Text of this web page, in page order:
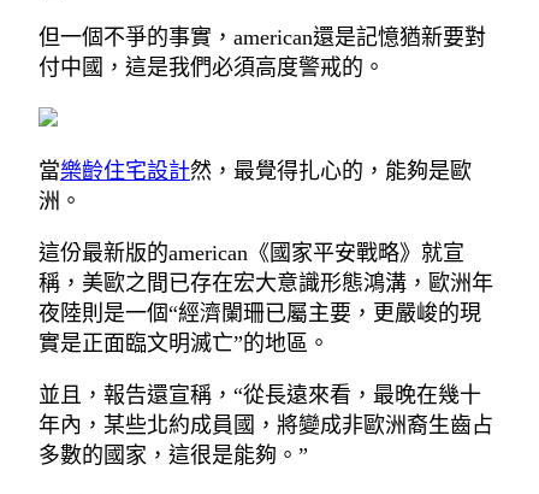
但一個不爭的事實，american還是記憶猶新要對
付中國，這是我們必須高度警戒的。
當樂齡住宅設計然，最覺得扎心的，能夠是歐
洲。
這份最新版的american《國家平安戰略》就宣
稱，美歐之間已存在宏大意識形態鴻溝，歐洲年
夜陸則是一個“經濟闌珊已屬主要，更嚴峻的現
實是正面臨文明滅亡”的地區。
並且，報告還宣稱，“從長遠來看，最晚在幾十
年內，某些北約成員國，將變成非歐洲裔生齒占
多數的國家，這很是能夠。”